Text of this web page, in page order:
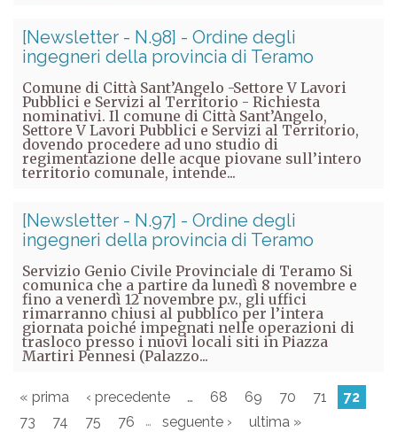
[Newsletter - N.98] - Ordine degli
ingegneri della provincia di Teramo
Comune di Città Sant’Angelo -Settore V Lavori
Pubblici e Servizi al Territorio - Richiesta
nominativi. Il comune di Città Sant’Angelo,
Settore V Lavori Pubblici e Servizi al Territorio,
dovendo procedere ad uno studio di
regimentazione delle acque piovane sull’intero
territorio comunale, intende...
[Newsletter - N.97] - Ordine degli
ingegneri della provincia di Teramo
Servizio Genio Civile Provinciale di Teramo Si
comunica che a partire da lunedì 8 novembre e
fino a venerdì 12 novembre p.v., gli uffici
rimarranno chiusi al pubblico per l’intera
giornata poiché impegnati nelle operazioni di
trasloco presso i nuovi locali siti in Piazza
Martiri Pennesi (Palazzo...
« prima ‹ precedente … 68 69 70 71
72
73
74 75 76 … seguente › ultima »